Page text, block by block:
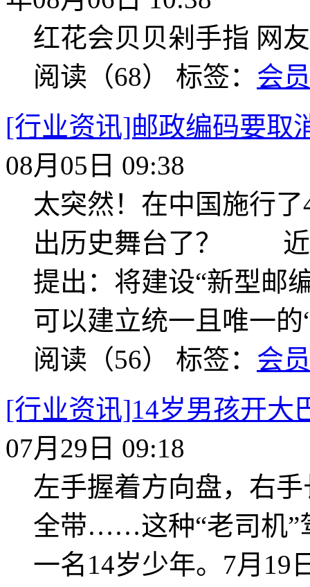
红花会贝贝剁手指 网
阅读（68） 标签： 会
[行业资讯]邮政编码要取
08月05日 09:38
太突然！在中国施行
出历史舞台了？ 近
提出：将建设“新型邮
可以建立统一且唯一
阅读（56） 标签： 会
[行业资讯]14岁男孩开大
07月29日 09:18
左手握着方向盘，右
全带……这种“老司机”
一名14岁少年。7月19